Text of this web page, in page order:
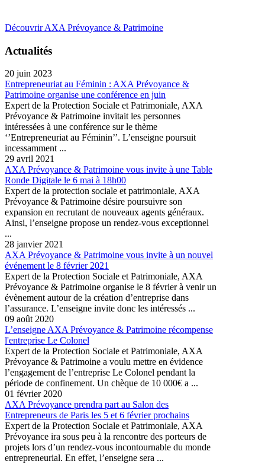
Découvrir AXA Prévoyance & Patrimoine
Actualités
20 juin 2023
Entrepreneuriat au Féminin : AXA Prévoyance &
Patrimoine organise une conférence en juin
Expert de la Protection Sociale et Patrimoniale, AXA
Prévoyance & Patrimoine invitait les personnes
intéressées à une conférence sur le thème
‘’Entrepreneuriat au Féminin’’. L’enseigne poursuit
incessamment ...
29 avril 2021
AXA Prévoyance & Patrimoine vous invite à une Table
Ronde Digitale le 6 mai à 18h00
Expert de la protection sociale et patrimoniale, AXA
Prévoyance & Patrimoine désire poursuivre son
expansion en recrutant de nouveaux agents généraux.
Ainsi, l’enseigne propose un rendez-vous exceptionnel
...
28 janvier 2021
AXA Prévoyance & Patrimoine vous invite à un nouvel
événement le 8 février 2021
Expert de la Protection Sociale et Patrimoniale, AXA
Prévoyance & Patrimoine organise le 8 février à venir un
évènement autour de la création d’entreprise dans
l’assurance. L’enseigne invite donc les intéressés ...
09 août 2020
L’enseigne AXA Prévoyance & Patrimoine récompense
l'entreprise Le Colonel
Expert de la Protection Sociale et Patrimoniale, AXA
Prévoyance & Patrimoine a voulu mettre en évidence
l’engagement de l’entreprise Le Colonel pendant la
période de confinement. Un chèque de 10 000€ a ...
01 février 2020
AXA Prévoyance prendra part au Salon des
Entrepreneurs de Paris les 5 et 6 février prochains
Expert de la Protection Sociale et Patrimoniale, AXA
Prévoyance ira sous peu à la rencontre des porteurs de
projets lors d’un rendez-vous incontournable du monde
entrepreneurial. En effet, l’enseigne sera ...